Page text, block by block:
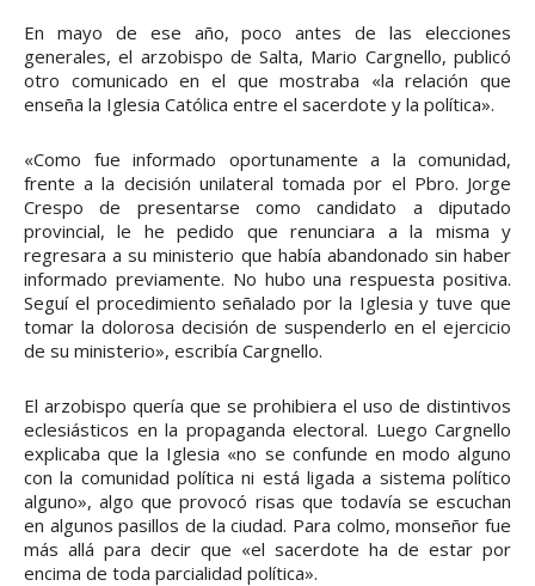
En mayo de ese año, poco antes de las elecciones
generales, el arzobispo de Salta, Mario Cargnello, publicó
otro comunicado en el que mostraba «la relación que
enseña la Iglesia Católica entre el sacerdote y la política».
«Como fue informado oportunamente a la comunidad,
frente a la decisión unilateral tomada por el Pbro. Jorge
Crespo de presentarse como candidato a diputado
provincial, le he pedido que renunciara a la misma y
regresara a su ministerio que había abandonado sin haber
informado previamente. No hubo una respuesta positiva.
Seguí el procedimiento señalado por la Iglesia y tuve que
tomar la dolorosa decisión de suspenderlo en el ejercicio
de su ministerio», escribía Cargnello.
El arzobispo quería que se prohibiera el uso de distintivos
eclesiásticos en la propaganda electoral. Luego Cargnello
explicaba que la Iglesia «no se confunde en modo alguno
con la comunidad política ni está ligada a sistema político
alguno», algo que provocó risas que todavía se escuchan
en algunos pasillos de la ciudad. Para colmo, monseñor fue
más allá para decir que «el sacerdote ha de estar por
encima de toda parcialidad política».